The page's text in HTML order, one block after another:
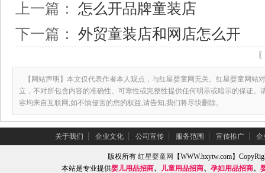
上一篇： 怎么开品牌童装店
下一篇： 外贸童装店和网店怎么开
【网站声明】本文仅代表作者本人观点，与红星婴童网无关。红星婴童网站
立，不对所包含内容的准确性、可靠性或完整性提供任何明示或暗示的保证。
容均来自互联网,如不慎侵害的您的权益,请告知,我们将尽快删除。
关于我们 ┆ 企业文化 ┆ 公司宣传 ┆ 服务范围 ┆ 宣传推广 ┆ 企
版权所有红星婴童网
【WWW.hxytw.com】
本站是专业提供婴儿用品招商、 儿童用品招商、 孕妇用品招商、